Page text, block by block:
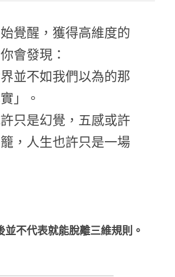
務
坊
夢工作坊
班
解催眠
LINE社群
覺醒，獲得高維度的
會發現：
並不如我們以為的那
」。
只是幻覺，五感或許
，人生也許只是一場
並不代表就能脫離三維規則。